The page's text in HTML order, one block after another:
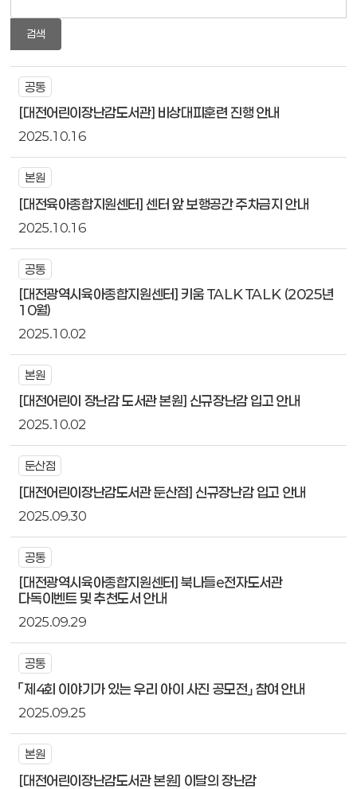
검색
공통
[대전어린이장난감도서관] 비상대피훈련 진행 안내
2025.10.16
본원
[대전육아종합지원센터] 센터 앞 보행공간 주차금지 안내
2025.10.16
공통
[대전광역시육아종합지원센터] 키움 TALK TALK (2025년
10월)
2025.10.02
본원
[대전어린이 장난감 도서관 본원] 신규장난감 입고 안내
2025.10.02
둔산점
[대전어린이장난감도서관 둔산점] 신규장난감 입고 안내
2025.09.30
공통
[대전광역시육아종합지원센터] 북나들e전자도서관
다독이벤트 및 추천도서 안내
2025.09.29
공통
「제4회 이야기가 있는 우리 아이 사진 공모전」 참여 안내
2025.09.25
본원
[대전어린이장난감도서관 본원] 이달의 장난감